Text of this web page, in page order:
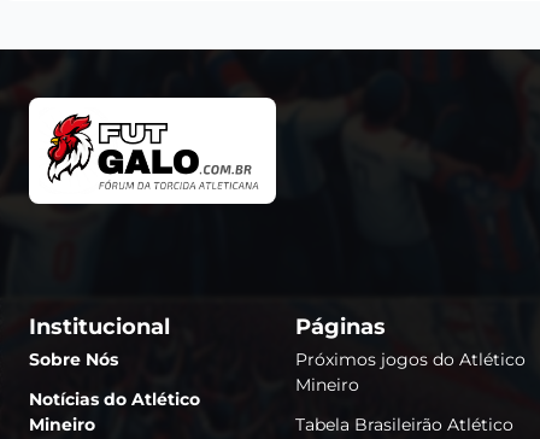
Institucional
Sobre Nós
Notícias do Atlético
Mineiro
Páginas
Próximos jogos do Atlético
Mineiro
Tabela Brasileirão Atlético